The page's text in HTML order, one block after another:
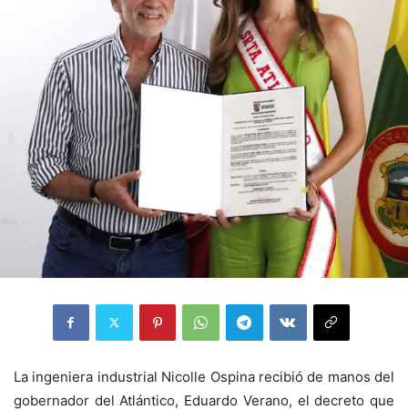
La ingeniera industrial Nicolle Ospina recibió de manos del
gobernador del Atlántico, Eduardo Verano, el decreto que